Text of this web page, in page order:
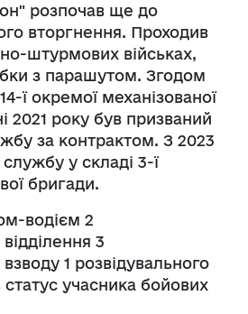
розпочав ще до
вторгнення. Проходив
штурмових військах,
з парашутом. Згодом
ї окремої механізованої
2021 року був призваний
за контрактом. З 2023
у складі 3-ї
бригади.
водієм 2
3
1 розвідувального
учасника бойових